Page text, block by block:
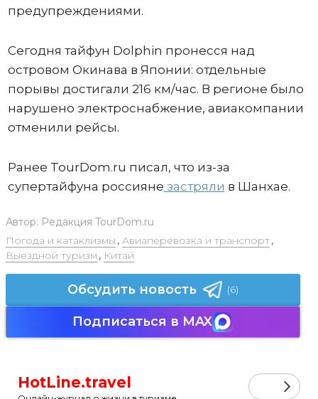
предупреждениями.
Сегодня тайфун Dolphin пронесся над
островом Окинава в Японии: отдельные
порывы достигали 216 км/час. В регионе было
нарушено электроснабжение, авиакомпании
отменили рейсы.
Ранее TourDom.ru писал, что из-за
супертайфуна россияне застряли в Шанхае.
Автор: Редакция TourDom.ru
Погода и катаклизмы , Авиаперевозка и транспорт,
Выездной туризм , Китай
Обсудить новость (6)
Подписаться в MAX
HotLine.travel